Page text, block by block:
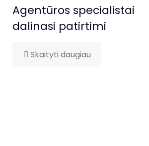
Agentūros specialistai
dalinasi patirtimi
Skaityti daugiau